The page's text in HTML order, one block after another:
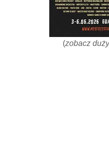
(zobacz